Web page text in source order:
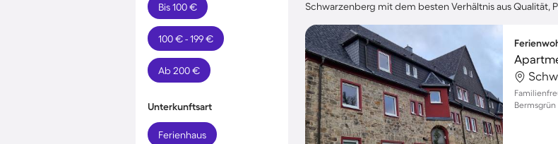
Bis 100 €
100 € - 199 €
Ab 200 €
Unterkunftsart
Ferienhaus
Schwarzenberg mit dem besten Verhältnis aus Qualität,